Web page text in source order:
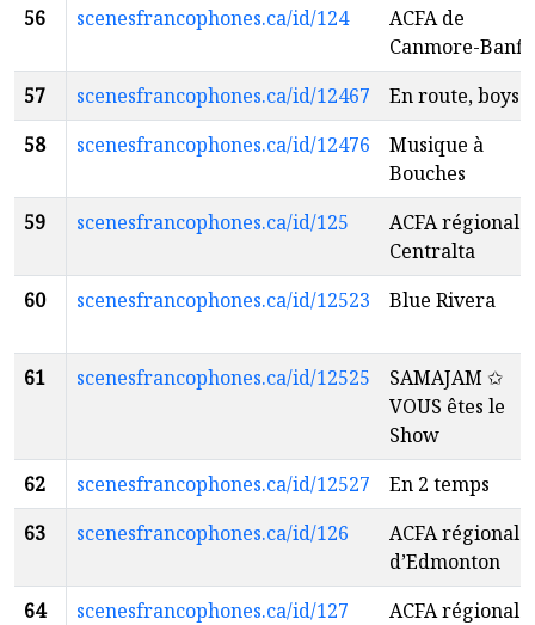
56
scenesfrancophones.ca/id/124
ACFA de
Canmore-Banff
57
scenesfrancophones.ca/id/12467
En route, boys
58
scenesfrancophones.ca/id/12476
Musique à
Bouches
59
scenesfrancophones.ca/id/125
ACFA régionale
Centralta
60
scenesfrancophones.ca/id/12523 Blue Rivera
61 scenesfrancophones.ca/id/12525
SAMAJAM ✩
VOUS êtes le
Show
62
scenesfrancophones.ca/id/12527
En 2 temps
63
scenesfrancophones.ca/id/126
ACFA régionale
d’Edmonton
64
scenesfrancophones.ca/id/127
ACFA régionale